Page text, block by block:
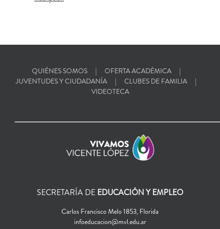
QUIÉNES SOMOS
OFERTA ACADÉMICA
JUVENTUDES Y CIUDADANÍA
CLUBES DE FAMILIA
VIDEOTECA
SECRETARÍA DE EDUCACIÓN Y EMPLEO
Carlos Francisco Melo 1853, Florida
infoeducacion@mvl.edu.ar